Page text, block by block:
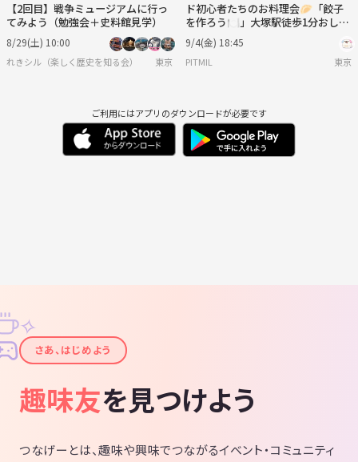
【2回目】戦争ミュージアムに行っ
てみよう（勉強会＋史料館見学）
8/29(土) 10:00
れきシル（楽しく歴史を知る会） 東京
ド初心者たちのお料理会🥟「餃子
を作ろう🍽️」大塚駅徒歩1分おしゃ
れなお部屋『初参加大歓迎』
9/4(金) 18:45
PITMIL 東京
ご利用にはアプリのダウンロードが必要です
✦
✧
さあ、はじめよう
趣味友を見つけよう
つなげーとは、趣味や興味でつながるイベント・コミュニティ